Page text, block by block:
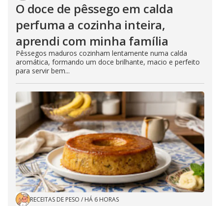
O doce de pêssego em calda
perfuma a cozinha inteira,
aprendi com minha família
Pêssegos maduros cozinham lentamente numa calda
aromática, formando um doce brilhante, macio e perfeito
para servir bem...
RECEITAS DE PESO / HÁ 6 HORAS